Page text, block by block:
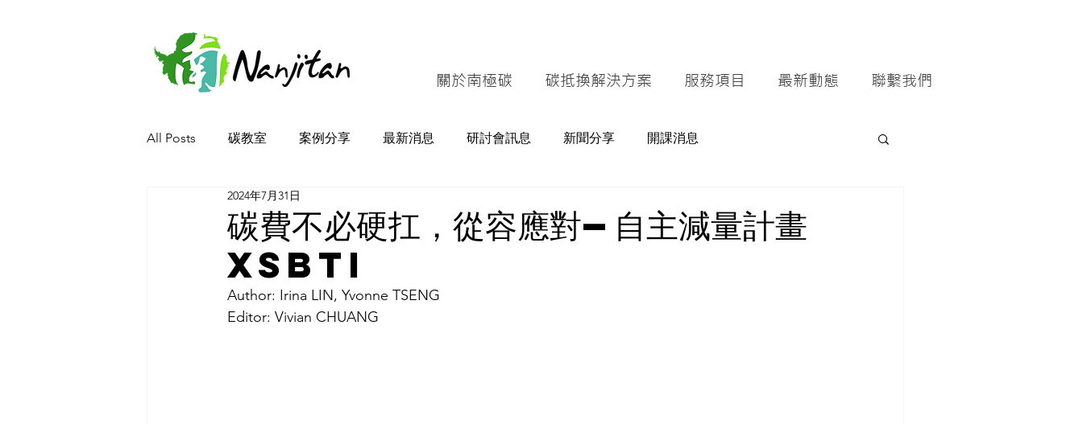
關於南極碳 碳抵換解決方案 服務項目 最新動態 聯繫我們
All Posts 碳教室 案例分享 最新消息 研討會訊息 新聞分享 開課消息
碳費不必硬扛，從容應對—自主減量計畫
xSBTi
2024年7月31日
Author: Irina LIN, Yvonne TSENG
Editor: Vivian CHUANG